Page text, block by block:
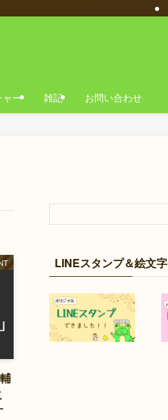
ャー 雑記 お問い合わせ
LINEスタンプ＆絵文字